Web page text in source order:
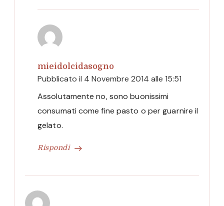
mieidolcidasogno
Pubblicato il 4 Novembre 2014 alle 15:51
Rispondi
Assolutamente no, sono buonissimi
consumati come fine pasto o per guarnire il
gelato.